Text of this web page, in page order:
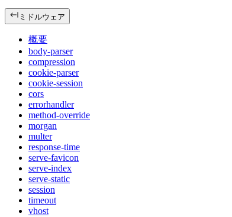
ミドルウェア
概要
body-parser
compression
cookie-parser
cookie-session
cors
errorhandler
method-override
morgan
multer
response-time
serve-favicon
serve-index
serve-static
session
timeout
vhost